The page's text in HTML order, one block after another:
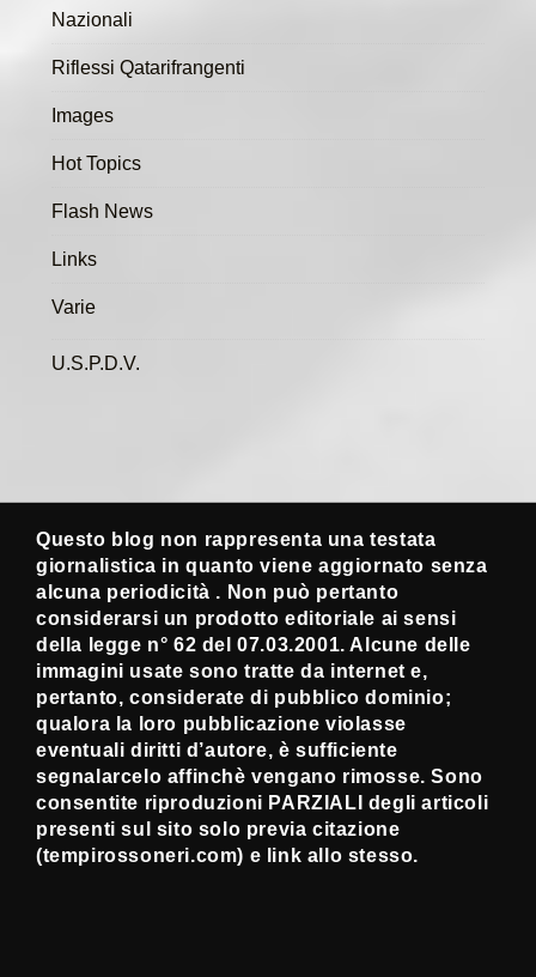
Nazionali
Riflessi Qatarifrangenti
Images
Hot Topics
Flash News
Links
Varie
U.S.P.D.V.
Questo blog non rappresenta una testata
giornalistica in quanto viene aggiornato senza
alcuna periodicità . Non può pertanto
considerarsi un prodotto editoriale ai sensi
della legge n° 62 del 07.03.2001. Alcune delle
immagini usate sono tratte da internet e,
pertanto, considerate di pubblico dominio;
qualora la loro pubblicazione violasse
eventuali diritti d’autore, è sufficiente
segnalarcelo affinchè vengano rimosse. Sono
consentite riproduzioni PARZIALI degli articoli
presenti sul sito solo previa citazione
(tempirossoneri.com) e link allo stesso.